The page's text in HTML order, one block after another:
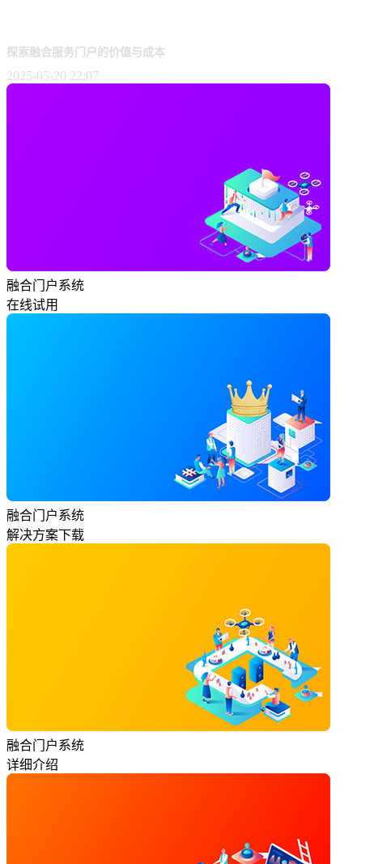
探索融合服务门户的价值与成本
2025-05-20 22:07
融合门户系统
在线试用
融合门户系统
解决方案下载
融合门户系统
详细介绍